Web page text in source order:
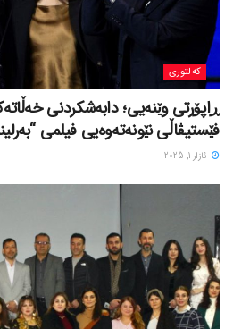
کەلتوری
ڕاپۆرتی وێنەیی؛ دابەشکردنی
فێستیڤاڵی نێونه‌ته‌وه‌یی فیلمی
ئازار 1, 2025